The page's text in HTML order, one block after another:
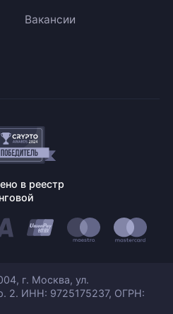
Вакансии
в реестр
г. Москва, ул.
2. ИНН: 9725175237, ОГРН: